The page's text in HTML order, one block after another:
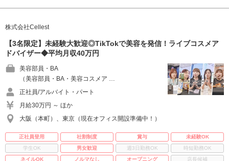
株式会社Cellest
【3名限定】未経験大歓迎◎TikTokで美容を発信！ライブコスメア
ドバイザー◆平均月収40万円
美容部員・BA
（美容部員・BA・美容コスメア …
正社員/アルバイト・パート
月給30万円 ～ ほか
大阪（本町）、東京（現在オフィス開設準備中！）
正社員登用 社割制度 賞与
未経験OK
学生OK
男女歓迎 週3日勤務OK
時短勤務OK
ネイルOK
ノルマなし オープニング
店長候補